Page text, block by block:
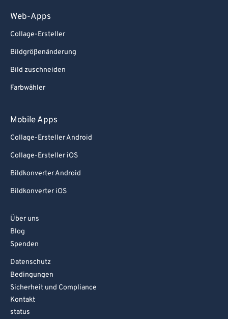
Web-Apps
Collage-Ersteller
Bildgrößenänderung
Bild zuschneiden
Farbwähler
Mobile Apps
Collage-Ersteller Android
Collage-Ersteller iOS
Bildkonverter Android
Bildkonverter iOS
Über uns
Blog
Spenden
Datenschutz
Bedingungen
Sicherheit und Compliance
Kontakt
status